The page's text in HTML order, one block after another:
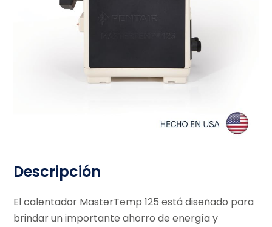
Descripción
El calentador MasterTemp 125 está diseñado para
brindar un importante ahorro de energía y